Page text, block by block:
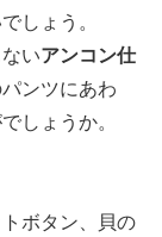
しょう。
いアンコン仕
ンツにあわ
しょうか。
ボタン、貝の